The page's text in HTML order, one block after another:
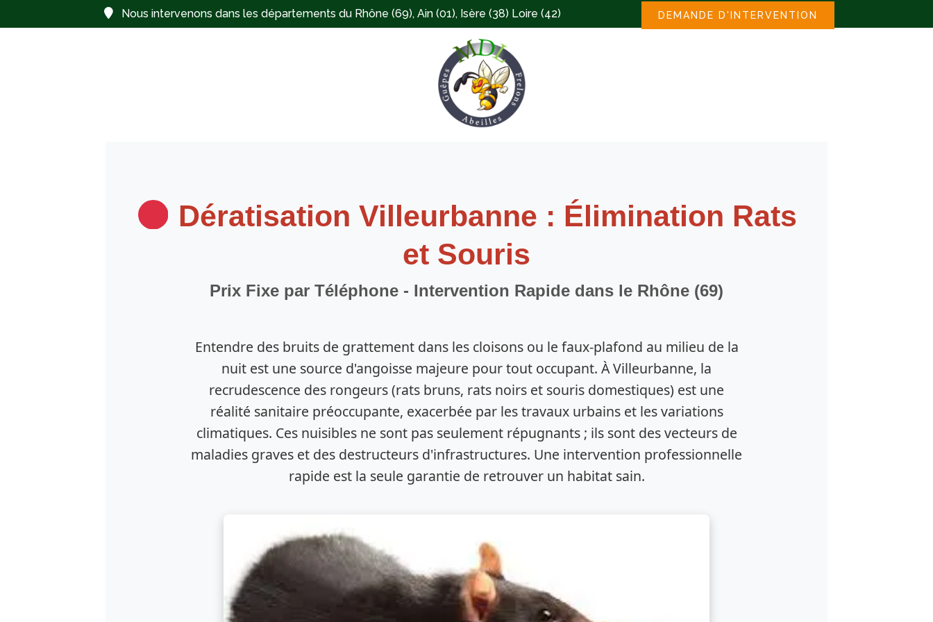
Nous intervenons dans les départements du Rhône (69), Ain (01), Isère (38) Loire (42) DEMANDE D'INTERVENTION
Dératisation Villeurbanne : Élimination Rats
et Souris
Prix Fixe par Téléphone - Intervention Rapide dans le Rhône (69)
Entendre des bruits de grattement dans les cloisons ou le faux-plafond au milieu de la
nuit est une source d'angoisse majeure pour tout occupant. À Villeurbanne, la
recrudescence des rongeurs (rats bruns, rats noirs et souris domestiques) est une
réalité sanitaire préoccupante, exacerbée par les travaux urbains et les variations
climatiques. Ces nuisibles ne sont pas seulement répugnants ; ils sont des vecteurs de
maladies graves et des destructeurs d'infrastructures. Une intervention professionnelle
rapide est la seule garantie de retrouver un habitat sain.